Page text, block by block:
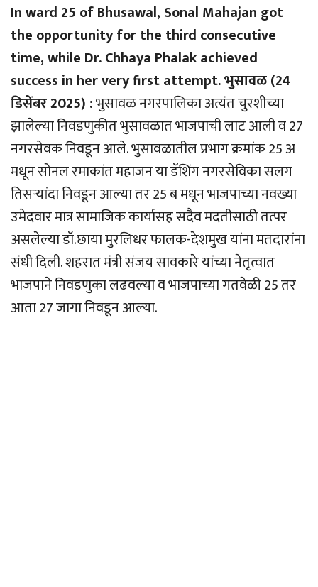
In ward 25 of Bhusawal, Sonal Mahajan got
the opportunity for the third consecutive
time, while Dr. Chhaya Phalak achieved
success in her very first attempt. भुसावळ (24
डिसेंबर 2025) :भुसावळ नगरपालिका अत्यंत चुरशीच्या
झालेल्या निवडणुकीत भुसावळात भाजपाची लाट आली व 27
नगरसेवक निवडून आले. भुसावळातील प्रभाग क्रमांक 25 अ
मधून सोनल रमाकांत महाजन या डॅशिंग नगरसेविका सलग
तिसर्‍यांदा निवडून आल्या तर 25 ब मधून भाजपाच्या नवख्या
उमेदवार मात्र सामाजिक कार्यासह सदैव मदतीसाठी तत्पर
असलेल्या डॉ.छाया मुरलिधर फालक-देशमुख यांना मतदारांना
संधी दिली. शहरात मंत्री संजय सावकारे यांच्या नेतृत्वात
भाजपाने निवडणुका लढवल्या व भाजपाच्या गतवेळी 25 तर
आता 27 जागा निवडून आल्या.